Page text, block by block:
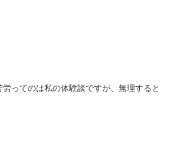
ってのは私の体験談ですが、無理すると